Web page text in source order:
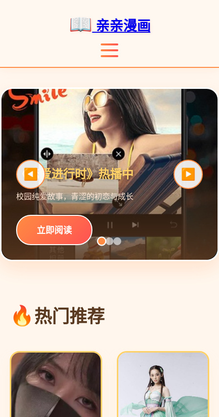
亲亲漫画
《恋爱进行时》热播中
校园纯爱故事，青涩的初恋与成长
立即阅读
热门推荐